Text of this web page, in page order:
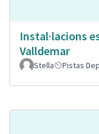
Instal·lacions
Valldemar
Stella Pistas